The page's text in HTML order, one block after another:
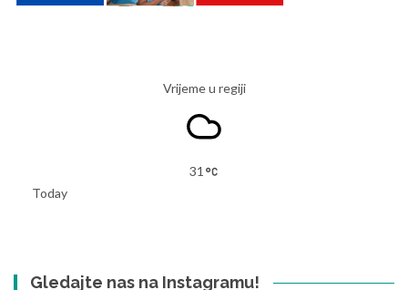
Vrijeme u regiji
31
Today
Gledajte nas na Instagramu!